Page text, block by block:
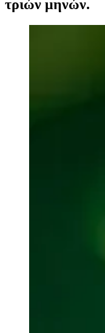
τριών μηνών.